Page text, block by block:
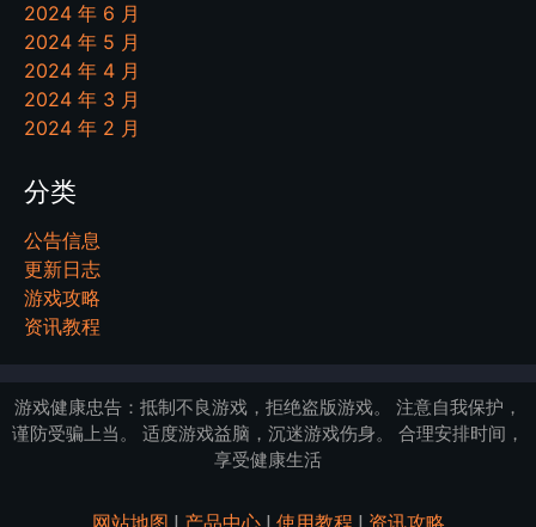
2024 年 6 月
2024 年 5 月
2024 年 4 月
2024 年 3 月
2024 年 2 月
分类
公告信息
更新日志
游戏攻略
资讯教程
游戏健康忠告：抵制不良游戏，拒绝盗版游戏。 注意自我保护，
谨防受骗上当。 适度游戏益脑，沉迷游戏伤身。 合理安排时间，
享受健康生活